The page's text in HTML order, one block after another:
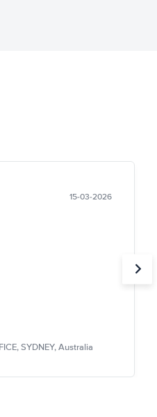
15-03-2026
SYDNEY, Australia